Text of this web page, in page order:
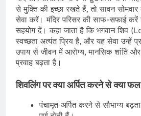
से मुक्ति की इच्छा रखते हैं, तो सावन सोमवार
सेवा करें। मंदिर परिसर की साफ-सफाई करें
सहयोग दें। कहा जाता है कि भगवान शिव
स्वच्छता अत्यंत प्रिय है, और यह सेवा उन्हें
उपाय से जीवन में आरोग्य, मानसिक शांति
प्रवाह बढ़ता है।
शिवलिंग पर क्या अर्पित करने से क्या फल
पंचामृत अर्पित करने से सौभाग्य